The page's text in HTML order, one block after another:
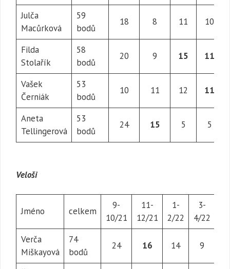
Julča
Macůrková
59
bodů
18 8 11 10
Filda
Stolařík
58
bodů
20 9 15 11
Vašek
Černiák
53
bodů
10 11 12 11
Aneta
Tellingerová
53
bodů
24 15 5 5
Veloši
Jméno celkem
9-
10/21
11-
12/21
1-
2/22
3-
4/22
Verča
Miškayová
74
bodů
24 16 14 9